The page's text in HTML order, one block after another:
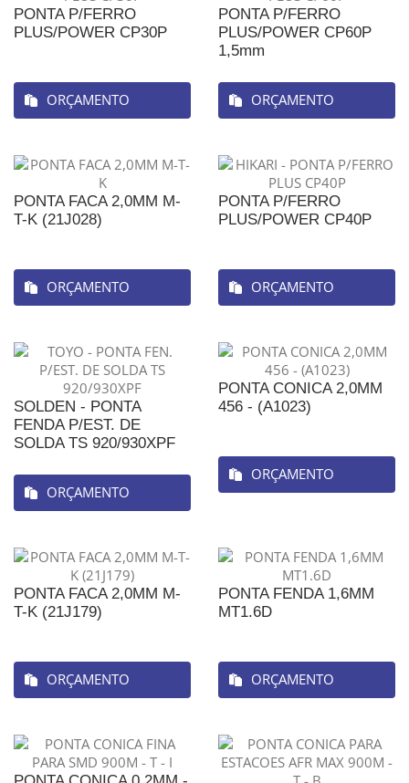
PONTA P/FERRO
PLUS/POWER CP30P
ORÇAMENTO
PONTA P/FERRO
PLUS/POWER CP60P
1,5mm
ORÇAMENTO
PONTA FACA 2,0MM M-
T-K (21J028)
ORÇAMENTO
PONTA P/FERRO
PLUS/POWER CP40P
ORÇAMENTO
SOLDEN - PONTA
FENDA P/EST. DE
SOLDA TS 920/930XPF
ORÇAMENTO
PONTA CONICA 2,0MM
456 - (A1023)
ORÇAMENTO
PONTA FACA 2,0MM M-
T-K (21J179)
ORÇAMENTO
PONTA FENDA 1,6MM
MT1.6D
ORÇAMENTO